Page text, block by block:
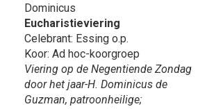
Dominicus
Eucharistieviering
Celebrant: Essing o.p.
Koor: Ad hoc-koorgroep
Viering op de Negentiende Zondag
door het jaar-H. Dominicus de
Guzman, patroonheilige;